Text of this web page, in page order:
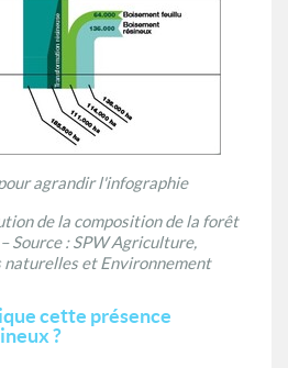
agrandir l'infographie
de la composition de la forêt
Source : SPW Agriculture,
naturelles et Environnement
cette présence
?